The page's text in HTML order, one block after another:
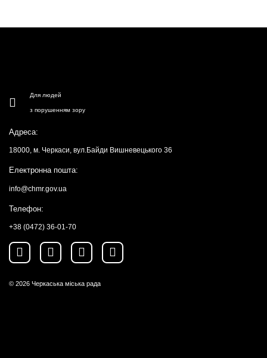
Для людей
з порушенням зору
Адреса:
18000, м. Черкаси, вул.Байди Вишневецького 36
Електронна пошта:
info@chmr.gov.ua
Телефон:
+38 (0472) 36-01-70
© 2026 Черкаська міська рада